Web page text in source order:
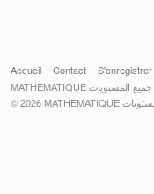
Accueil Contact
S'enregistrer